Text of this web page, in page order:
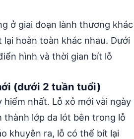
ở giai đoạn lành thương khác
hoàn toàn khác nhau. Dưới
hình và thời gian bít lỗ
(dưới 2 tuần tuổi)
hiểm nhất. Lỗ xỏ mới vài ngày
thành lớp da lót bên trong lỗ
khuyên ra, lỗ có thể bít lại